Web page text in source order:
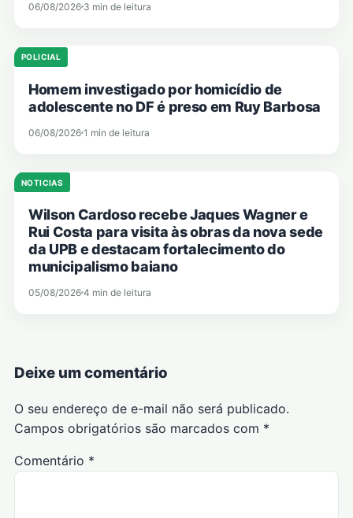
06/08/2026 3 min de leitura
POLICIAL
Homem investigado por homicídio de
adolescente no DF é preso em Ruy Barbosa
06/08/2026 1 min de leitura
NOTICIAS
Wilson Cardoso recebe Jaques Wagner e
Rui Costa para visita às obras da nova sede
da UPB e destacam fortalecimento do
municipalismo baiano
05/08/2026 4 min de leitura
Deixe um comentário
O seu endereço de e-mail não será publicado.
Campos obrigatórios são marcados com *
Comentário *